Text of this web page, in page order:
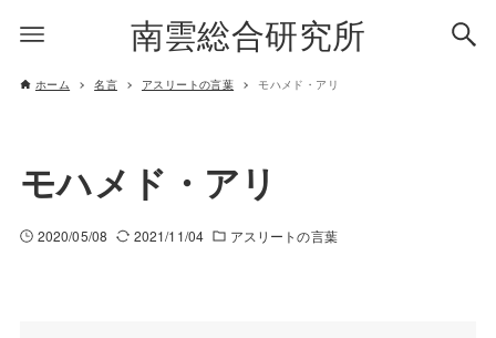
南雲総合研究所
ホーム 名言 アスリートの言葉 モハメド・アリ
モハメド・アリ
2020/05/08 2021/11/04 アスリートの言葉